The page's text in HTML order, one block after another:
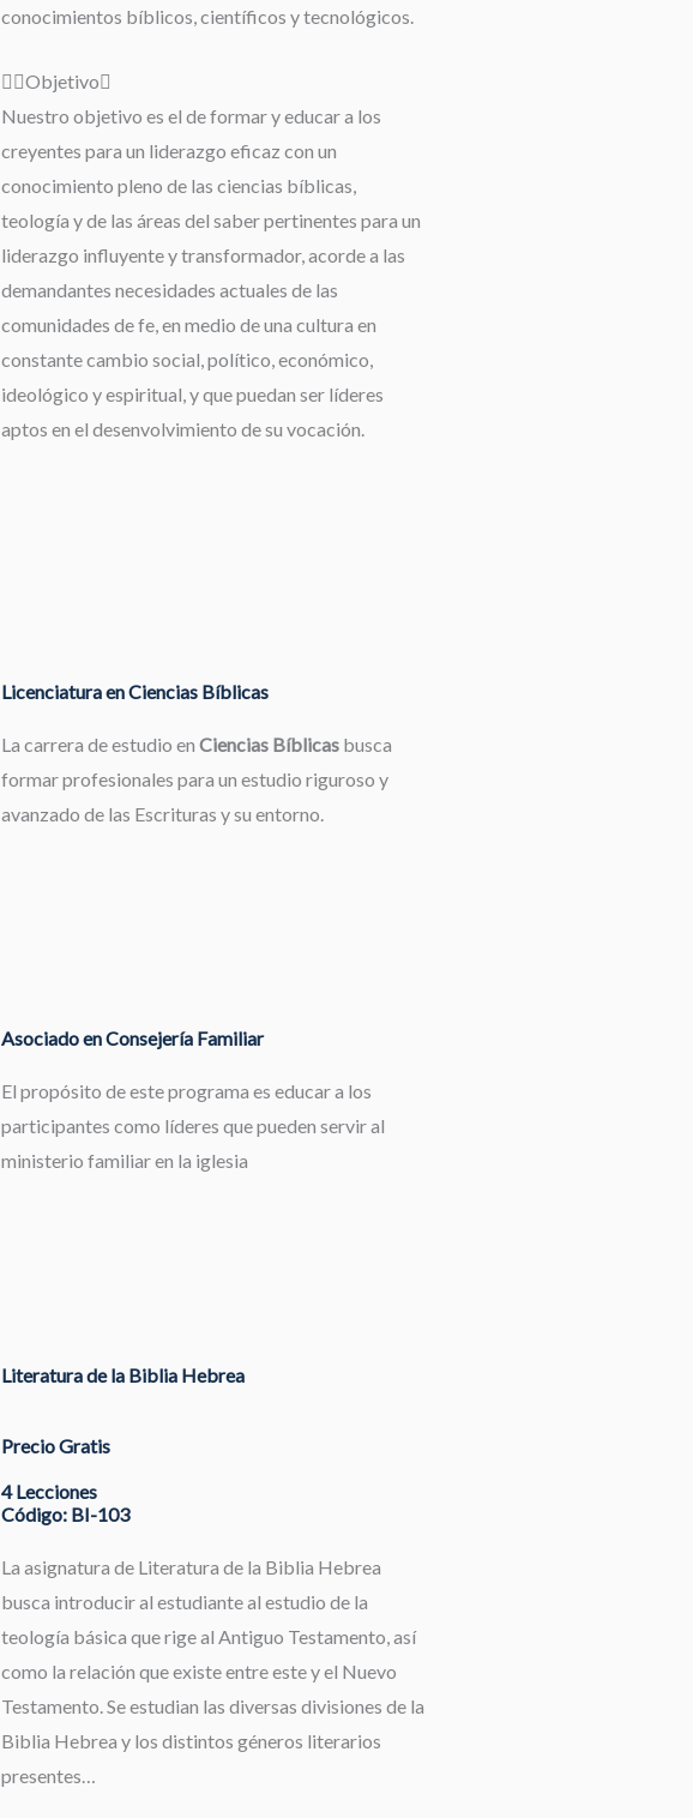
conocimientos bíblicos, científicos y tecnológicos.
Objetivo
Nuestro objetivo es el de formar y educar a los
creyentes para un liderazgo eficaz con un
conocimiento pleno de las ciencias bíblicas,
teología y de las áreas del saber pertinentes para un
liderazgo influyente y transformador, acorde a las
demandantes necesidades actuales de las
comunidades de fe, en medio de una cultura en
constante cambio social, político, económico,
ideológico y espiritual, y que puedan ser líderes
aptos en el desenvolvimiento de su vocación.
Licenciatura en Ciencias Bíblicas
La carrera de estudio en Ciencias Bíblicasbusca
formar profesionales para un estudio riguroso y
avanzado de las Escrituras y su entorno.
Asociado en Consejería Familiar
El propósito de este programa es educar a los
participantes como líderes que pueden servir al
ministerio familiar en la iglesia
Literatura de la Biblia Hebrea
Precio Gratis
4 Lecciones
Código: BI-103
La asignatura de Literatura de la Biblia Hebrea
busca introducir al estudiante al estudio de la
teología básica que rige al Antiguo Testamento, así
como la relación que existe entre este y el Nuevo
Testamento. Se estudian las diversas divisiones de la
Biblia Hebrea y los distintos géneros literarios
presentes…